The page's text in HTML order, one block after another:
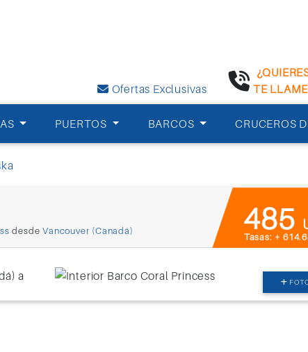
Ofertas Exclusivas
TE
PUERTOS BARCOS CRUCEROS
desdeVancouver (Canadá) 485
Tasas: +